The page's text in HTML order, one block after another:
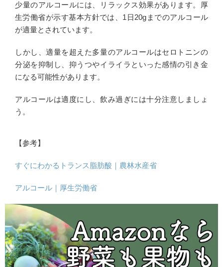
少量のアルコールには、リラックス効果があります。厚
生労働省が示す基本方針では、1日20gまでのアルコール
が適量とされています。
しかし、適量を超えた多量のアルコールはセロトニンの
分泌を抑制し、抑うつやイライラといった感情の引き金
になる可能性があります。
アルコールは適度にし、飲み過ぎには十分注意しましょ
う。
【参考】
すぐにわかるトランス脂肪酸｜農林水産省
アルコール｜厚生労働省